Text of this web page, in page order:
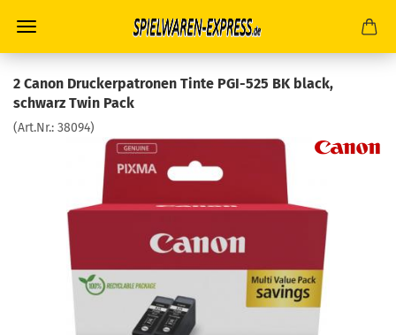
2 Canon Druckerpatronen Tinte PGI-525 BK black,
schwarz Twin Pack
(Art.Nr.: 38094)